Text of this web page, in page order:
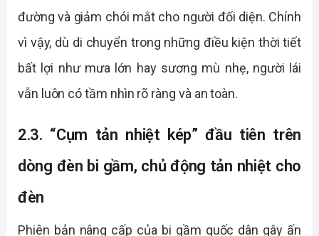
đường và giảm chói mắt cho người đối diện. Chính
vì vậy, dù di chuyển trong những điều kiện thời tiết
bất lợi như mưa lớn hay sương mù nhẹ, người lái
vẫn luôn có tầm nhìn rõ ràng và an toàn.
2.3. “Cụm tản nhiệt kép” đầu tiên trên
dòng đèn bi gầm, chủ động tản nhiệt cho
đèn
Phiên bản nâng cấp của bi gầm quốc dân gây ấn